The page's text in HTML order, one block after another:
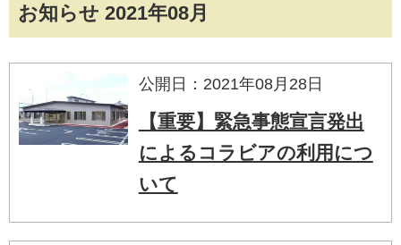
お知らせ 2021年08月
公開日：2021年08月28日
【重要】緊急事態宣言発出
によるコラビアの利用につ
いて